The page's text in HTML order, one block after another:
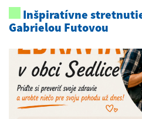
Inšpiratívne
Gabrielou Futovou